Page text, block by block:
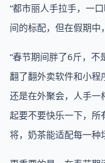
“都市丽人手拉手，一
间的标配，但在假期中
“春节期间胖了6斤，不
翻了翻外卖软件和小程
还是在外聚会，人手一
起要不要快乐一下，所
将，奶茶能适配每一种